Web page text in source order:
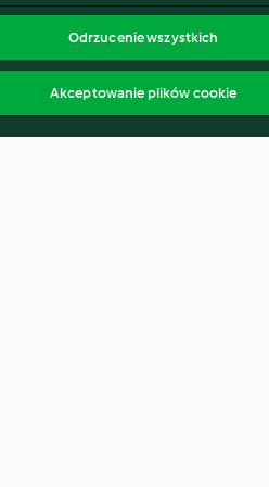
Odrzucenie wszystkich
Akceptowanie plików cookie